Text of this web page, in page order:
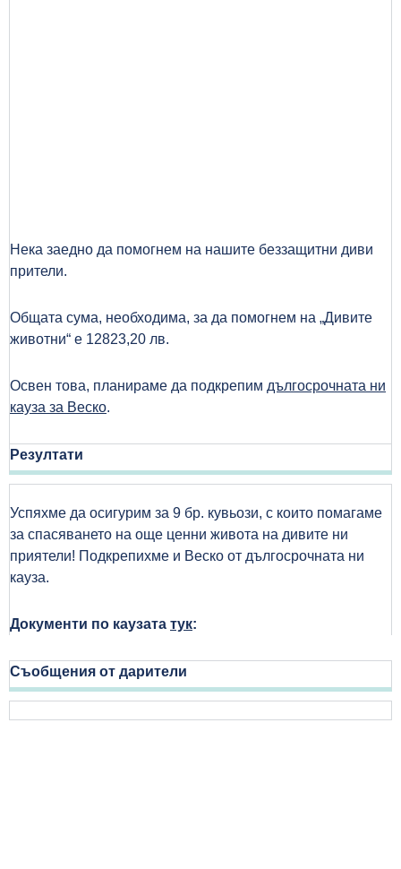
Нека заедно да помогнем на нашите беззащитни диви
прители.
Общата сума, необходима, за да помогнем на „Дивите
животни“ е 12823,20 лв.
Освен това, планираме да подкрепим дългосрочната ни
кауза за Веско.
Резултати
Успяхме да осигурим за 9 бр. кувьози, с които помагаме
за спасяването на още ценни живота на дивите ни
приятели! Подкрепихме и Веско от дългосрочната ни
кауза.
Документи по каузата тук:
Съобщения от дарители